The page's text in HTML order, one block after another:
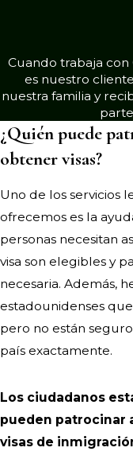
supervivientes de
Visas de
Visas
Permisos de
Solicitudes de
naturalización
Cuando trabaja con
es nuestro
nuestra familia y
¿Quién puede
obtener visas?
Uno de los servicios
ofrecemos es la
personas necesitan
visa son elegibles y
necesaria. Además,
estadounidenses
pero no están
país exactamente.
Los ciudadanos
pueden patrocinar
visas de